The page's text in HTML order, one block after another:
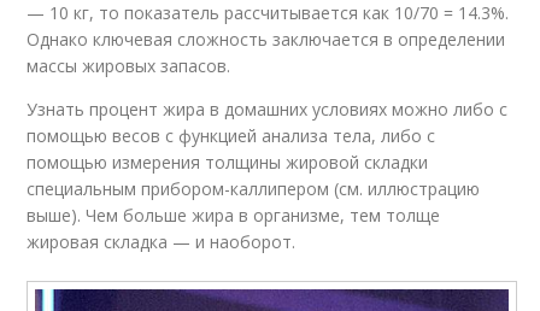
— 10 кг, то показатель рассчитывается как 10/70 = 14.3%.
Однако ключевая сложность заключается в определении
массы жировых запасов.
Узнать процент жира в домашних условиях можно либо с
помощью весов с функцией анализа тела, либо с
помощью измерения толщины жировой складки
специальным прибором-каллипером (см. иллюстрацию
выше). Чем больше жира в организме, тем толще
жировая складка — и наоборот.